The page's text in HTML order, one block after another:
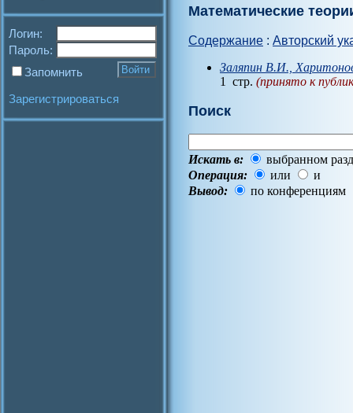
Логин:
Пароль:
Запомнить
Зарегистрироваться
Математические
Содержание : Авторский
Заляпин В.И.,
1 стр. (принято к
Поиск
Искать в:
выбранном
Операция:
или
и
Вывод:
по конференциям